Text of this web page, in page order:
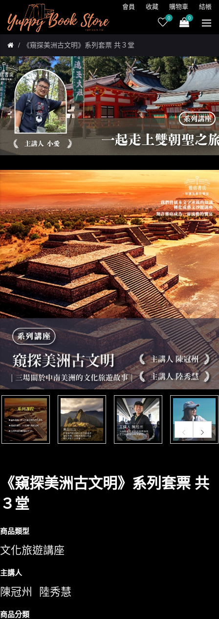
會員 收藏 購物車 結帳
0 0
《窺探美洲古文明》系列套票 共３堂
《窺探美洲古文明》系列套票 共
３堂
商品類型
文化旅遊講座
主講人
陳冠州 陸秀慧
商品分類